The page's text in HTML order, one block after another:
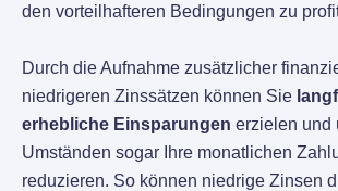
den vorteilhafteren Bedingungen zu
Durch die Aufnahme zusätzlicher
niedrigeren Zinssätzen können Sie
erhebliche Einsparungen erzielen und
Umständen sogar Ihre monatlichen
reduzieren. So können niedrige Zinsen